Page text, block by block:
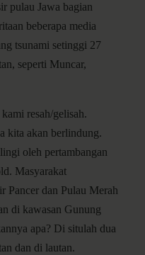
pulau Jawa bagian
beberapa media
tsunami setinggi 27
seperti Muncar,
resah/gelisah.
kita akan berlindung.
oleh pertambangan
Masyarakat
Pancer dan Pulau Merah
di kawasan Gunung
apa? Di situlah dua
dan di lautan.